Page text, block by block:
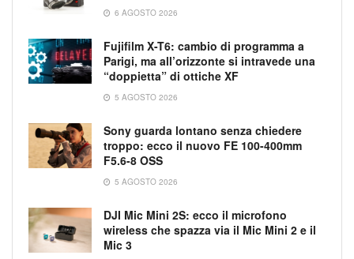
6 AGOSTO 2026
Fujifilm X-T6: cambio di programma a
Parigi, ma all’orizzonte si intravede una
“doppietta” di ottiche XF
5 AGOSTO 2026
Sony guarda lontano senza chiedere
troppo: ecco il nuovo FE 100-400mm
F5.6-8 OSS
5 AGOSTO 2026
DJI Mic Mini 2S: ecco il microfono
wireless che spazza via il Mic Mini 2 e il
Mic 3